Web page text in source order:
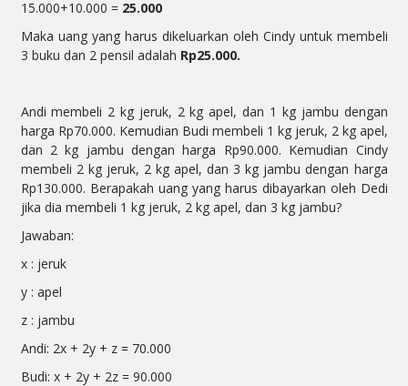
15.000+10.000 = 25.000
Maka uang yang harus dikeluarkan oleh Cindy untuk membeli
3 buku dan 2 pensil adalah Rp25.000.
Andi membeli 2 kg jeruk, 2 kg apel, dan 1 kg jambu dengan
harga Rp70.000. Kemudian Budi membeli 1 kg jeruk, 2 kg apel,
dan 2 kg jambu dengan harga Rp90.000. Kemudian Cindy
membeli 2 kg jeruk, 2 kg apel, dan 3 kg jambu dengan harga
Rp130.000. Berapakah uang yang harus dibayarkan oleh Dedi
jika dia membeli 1 kg jeruk, 2 kg apel, dan 3 kg jambu?
Jawaban:
x : jeruk
y : apel
z : jambu
Andi: 2x + 2y + z = 70.000
Budi: x + 2y + 2z = 90.000